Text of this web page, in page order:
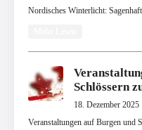
Nordisches Winterlicht:
Schlössern
18. Dezember 2025
Veranstaltungen auf Burgen und